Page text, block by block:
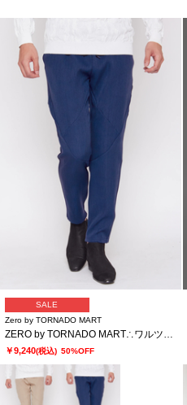
SALE
Zero by TORNADO MART
ZERO by TORNADO MART∴ワルツイージーパンツ
￥9,240(税込) 50%OFF